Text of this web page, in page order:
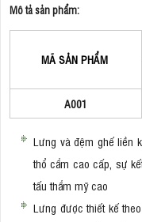
Mô tả sản phẩm:
MÃ SẢN PHẨM
A001
Lưng và đệm ghế liền
thổ cẩm cao cấp, sự
tấu thẩm mỹ cao
Lưng được thiết kế